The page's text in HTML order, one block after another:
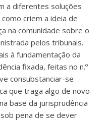
a diferentes soluções
criem a ideia de
na comunidade sobre o
pelos tribunais.
à fundamentação da
fixada, feitas no n.º
consubstanciar-se
que traga algo de novo
base da jurisprudência
pena de se dever